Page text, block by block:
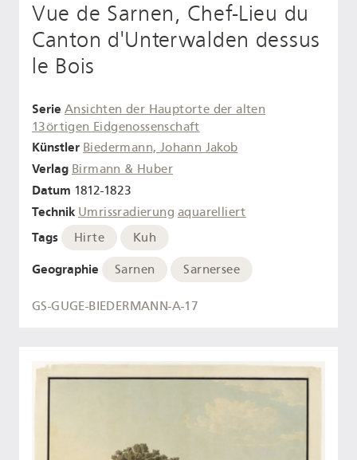
Vue de Sarnen, Chef-Lieu du
Canton d'Unterwalden dessus
le Bois
Serie Ansichten der Hauptorte der alten
13örtigen Eidgenossenschaft
Künstler Biedermann, Johann Jakob
Verlag Birmann & Huber
Datum 1812-1823
Technik Umrissradierung aquarelliert
Tags Hirte Kuh
Geographie Sarnen Sarnersee
GS-GUGE-BIEDERMANN-A-17